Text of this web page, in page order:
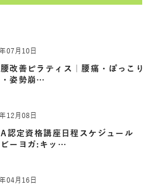
07月10日
改善ピラティス｜腰痛・ぽっこり
姿勢崩…
12月08日
認定資格講座日程スケジュール
ビーヨガ:キッ…
04月16日